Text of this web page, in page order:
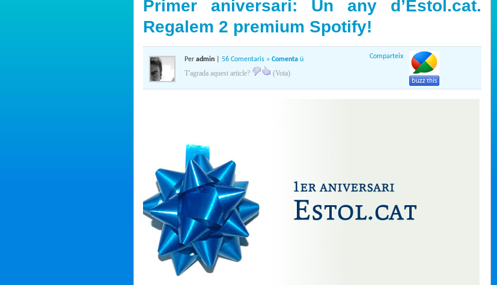
Primer aniversari: Un any d’Estol.cat.
Regalem 2 premium Spotify!
Per admin 56 Comentaris » Comenta ü
T'agrada aquest article? (Vota)
Comparteix